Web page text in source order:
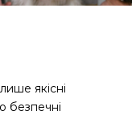
якісні
безпечні